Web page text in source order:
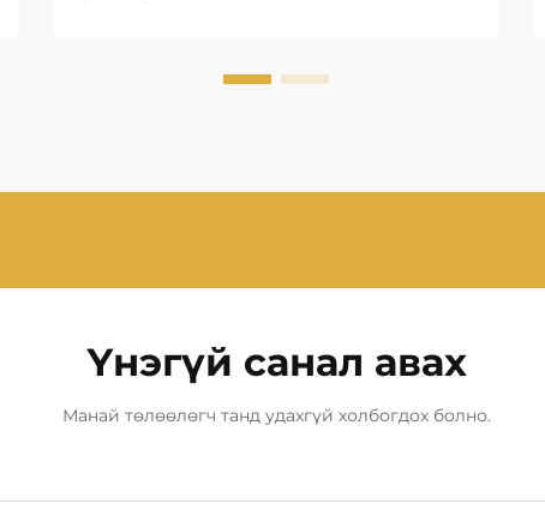
Үнэгүй санал авах
Манай төлөөлөгч танд удахгүй холбогдох болно.